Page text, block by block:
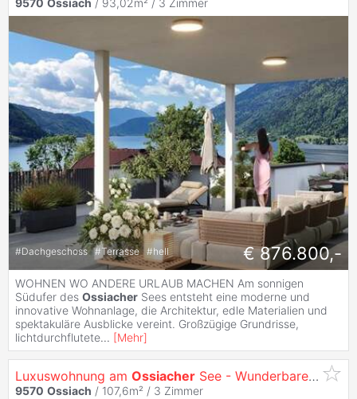
#Dachgeschoss #Terrasse #hell € 876.800,-
WOHNEN WO ANDERE URLAUB MACHEN Am sonnigen
Südufer des Ossiacher Sees entsteht eine moderne und
innovative Wohnanlage, die Architektur, edle Materialien und
spektakuläre Ausblicke vereint. Großzügige Grundrisse,
lichtdurchflutete... [Mehr]
Luxuswohnung am Ossiacher See - Wunderbare
9570 Ossiach / 107,6m² / 3 Zimmer